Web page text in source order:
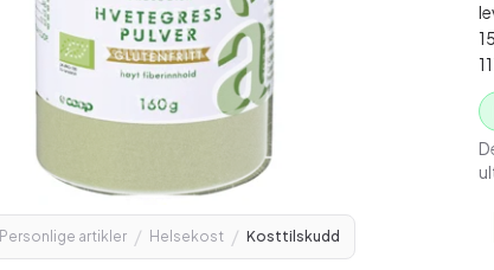
Personlige artikler / Helsekost / Kosttilskudd